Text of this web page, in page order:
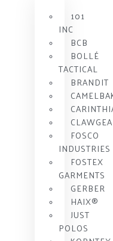
101
INC
BCB
BOLLÉ
TACTICAL
BRANDIT
FOSCO
INDUSTRIES
FOSTEX
GARMENTS
GERBER
HAIX®
JUST
POLOS